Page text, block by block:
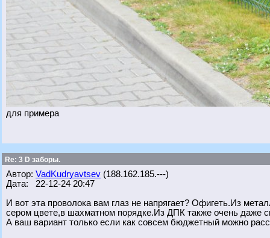
для примера
Re: 3 D заборы.
Автор: VadKudryavtsev (188.162.185.---)
Дата: 22-12-24 20:47
И вот эта проволока вам глаз не напрягает? Офигеть.Из
сером цвете,в шахматном порядке.Из ДПК также очень даже
А ваш вариант только если как совсем бюджетный можно